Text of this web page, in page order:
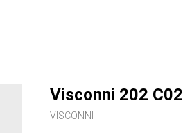
Visconni 202 C02
VISCONNI